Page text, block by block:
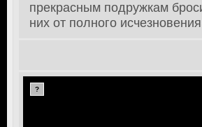
прекрасным подружкам
них от полного
?